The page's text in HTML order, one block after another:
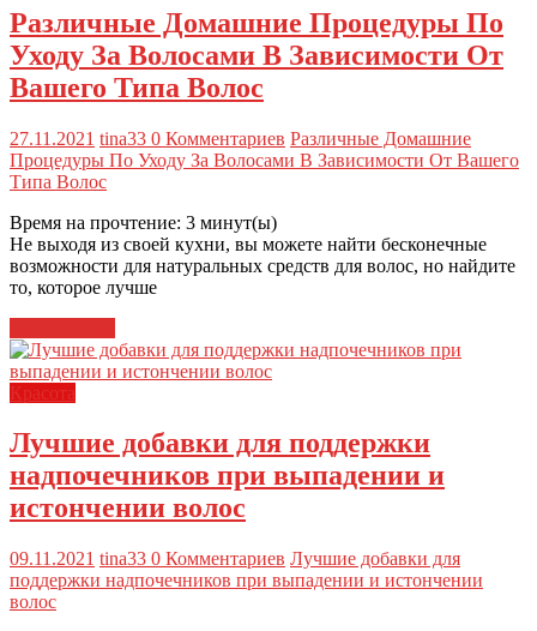
Различные Домашние Процедуры По
Уходу За Волосами В Зависимости От
Вашего Типа Волос
27.11.2021 tina33 0 Комментариев Различные Домашние
Процедуры По Уходу За Волосами В Зависимости От Вашего
Типа Волос
Время на прочтение: 3 минут(ы)
Не выходя из своей кухни, вы можете найти бесконечные
возможности для натуральных средств для волос, но найдите
то, которое лучше
Красота
Лучшие добавки для поддержки
надпочечников при выпадении и
истончении волос
09.11.2021 tina33 0 Комментариев Лучшие добавки для
поддержки надпочечников при выпадении и истончении
волос